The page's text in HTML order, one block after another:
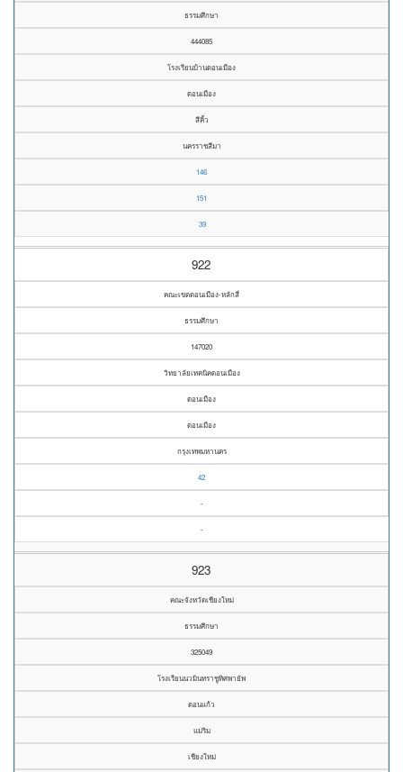
ธรรมศึกษา
444085
โรงเรียนบ้านดอนเมือง
ดอนเมือง
สีคิ้ว
นครราชสีมา
146
151
39
922
คณะเขตดอนเมือง-หลักสี่
ธรรมศึกษา
147020
วิทยาลัยเทคนิคดอนเมือง
ดอนเมือง
ดอนเมือง
กรุงเทพมหานคร
42
-
-
923
คณะจังหวัดเชียงใหม่
ธรรมศึกษา
325049
โรงเรียนนวมินทราชูทิศพายัพ
ดอนแก้ว
แม่ริม
เชียงใหม่